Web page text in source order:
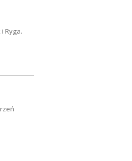
Ryga.